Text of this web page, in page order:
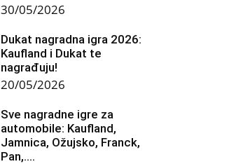
30/05/2026
Dukat nagradna igra 2026:
Kaufland i Dukat te
nagrađuju!
20/05/2026
Sve nagradne igre za
automobile: Kaufland,
Jamnica, Ožujsko, Franck,
Pan,….